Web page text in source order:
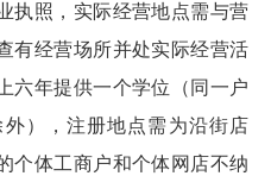
执照，实际经营地点需与营
有经营场所并处实际经营活
六年提供一个学位（同一户
），注册地点需为沿街店
个体工商户和个体网店不纳